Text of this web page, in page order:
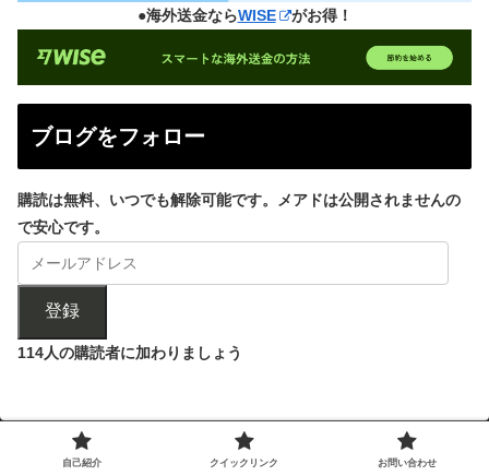
●海外送金ならWISE がお得！
ブログをフォロー
購読は無料、いつでも解除可能です。メアドは公開されませんの
で安心です。
登録
114人の購読者に加わりましょう
自己紹介 クイックリンク お問い合わせ